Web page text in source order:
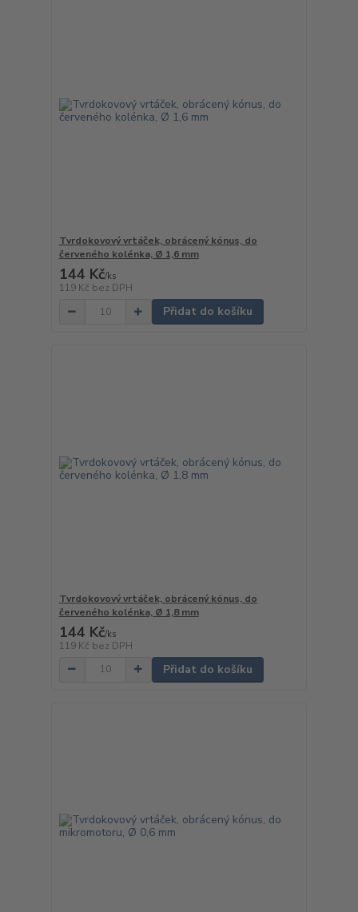
Tvrdokovový vrtáček, obrácený kónus, do
červeného kolénka, Ø 1,6 mm
144 Kč/ks
119 Kč bez DPH
Přidat do košíku
Tvrdokovový vrtáček, obrácený kónus, do
červeného kolénka, Ø 1,8 mm
144 Kč/ks
119 Kč bez DPH
Přidat do košíku